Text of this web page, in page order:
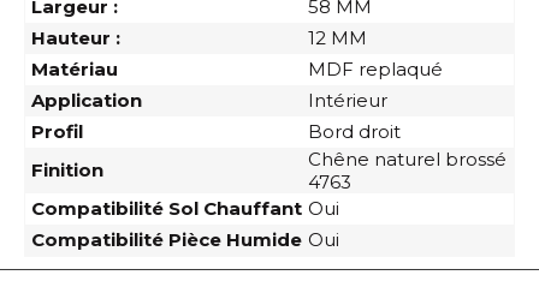
Largeur :
58 MM
Hauteur :
12 MM
Matériau
MDF replaqué
Application
Intérieur
Profil
Bord droit
Finition
Chêne naturel brossé
4763
Compatibilité Sol Chauffant Oui
Compatibilité Pièce Humide Oui